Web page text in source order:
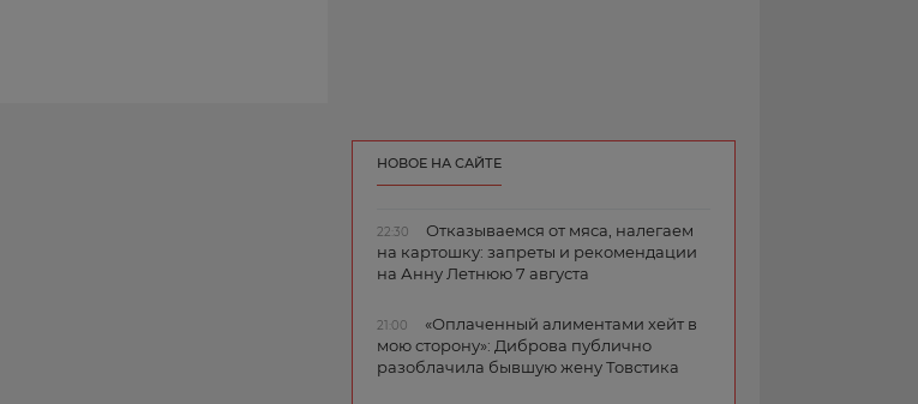
НОВОЕ НА САЙТЕ
22:30
Отказываемся от мяса, налегаем
на картошку: запреты и рекомендации
на Анну Летнюю 7 августа
21:00
«Оплаченный алиментами хейт в
мою сторону»: Диброва публично
разоблачила бывшую жену Товстика